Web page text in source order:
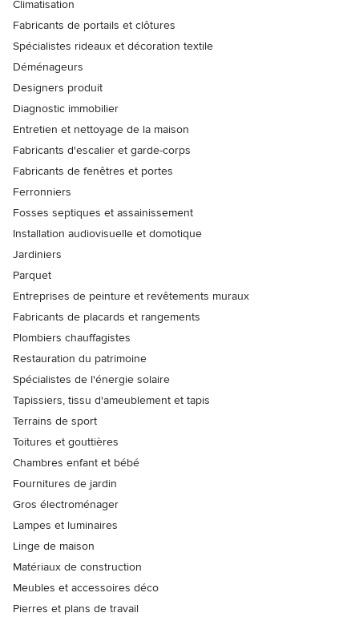
Climatisation
Fabricants de portails et clôtures
Spécialistes rideaux et décoration textile
Déménageurs
Designers produit
Diagnostic immobilier
Entretien et nettoyage de la maison
Fabricants d'escalier et garde-corps
Fabricants de fenêtres et portes
Ferronniers
Fosses septiques et assainissement
Installation audiovisuelle et domotique
Jardiniers
Parquet
Entreprises de peinture et revêtements muraux
Fabricants de placards et rangements
Plombiers chauffagistes
Restauration du patrimoine
Spécialistes de l'énergie solaire
Tapissiers, tissu d'ameublement et tapis
Terrains de sport
Toitures et gouttières
Chambres enfant et bébé
Fournitures de jardin
Gros électroménager
Lampes et luminaires
Linge de maison
Matériaux de construction
Meubles et accessoires déco
Pierres et plans de travail